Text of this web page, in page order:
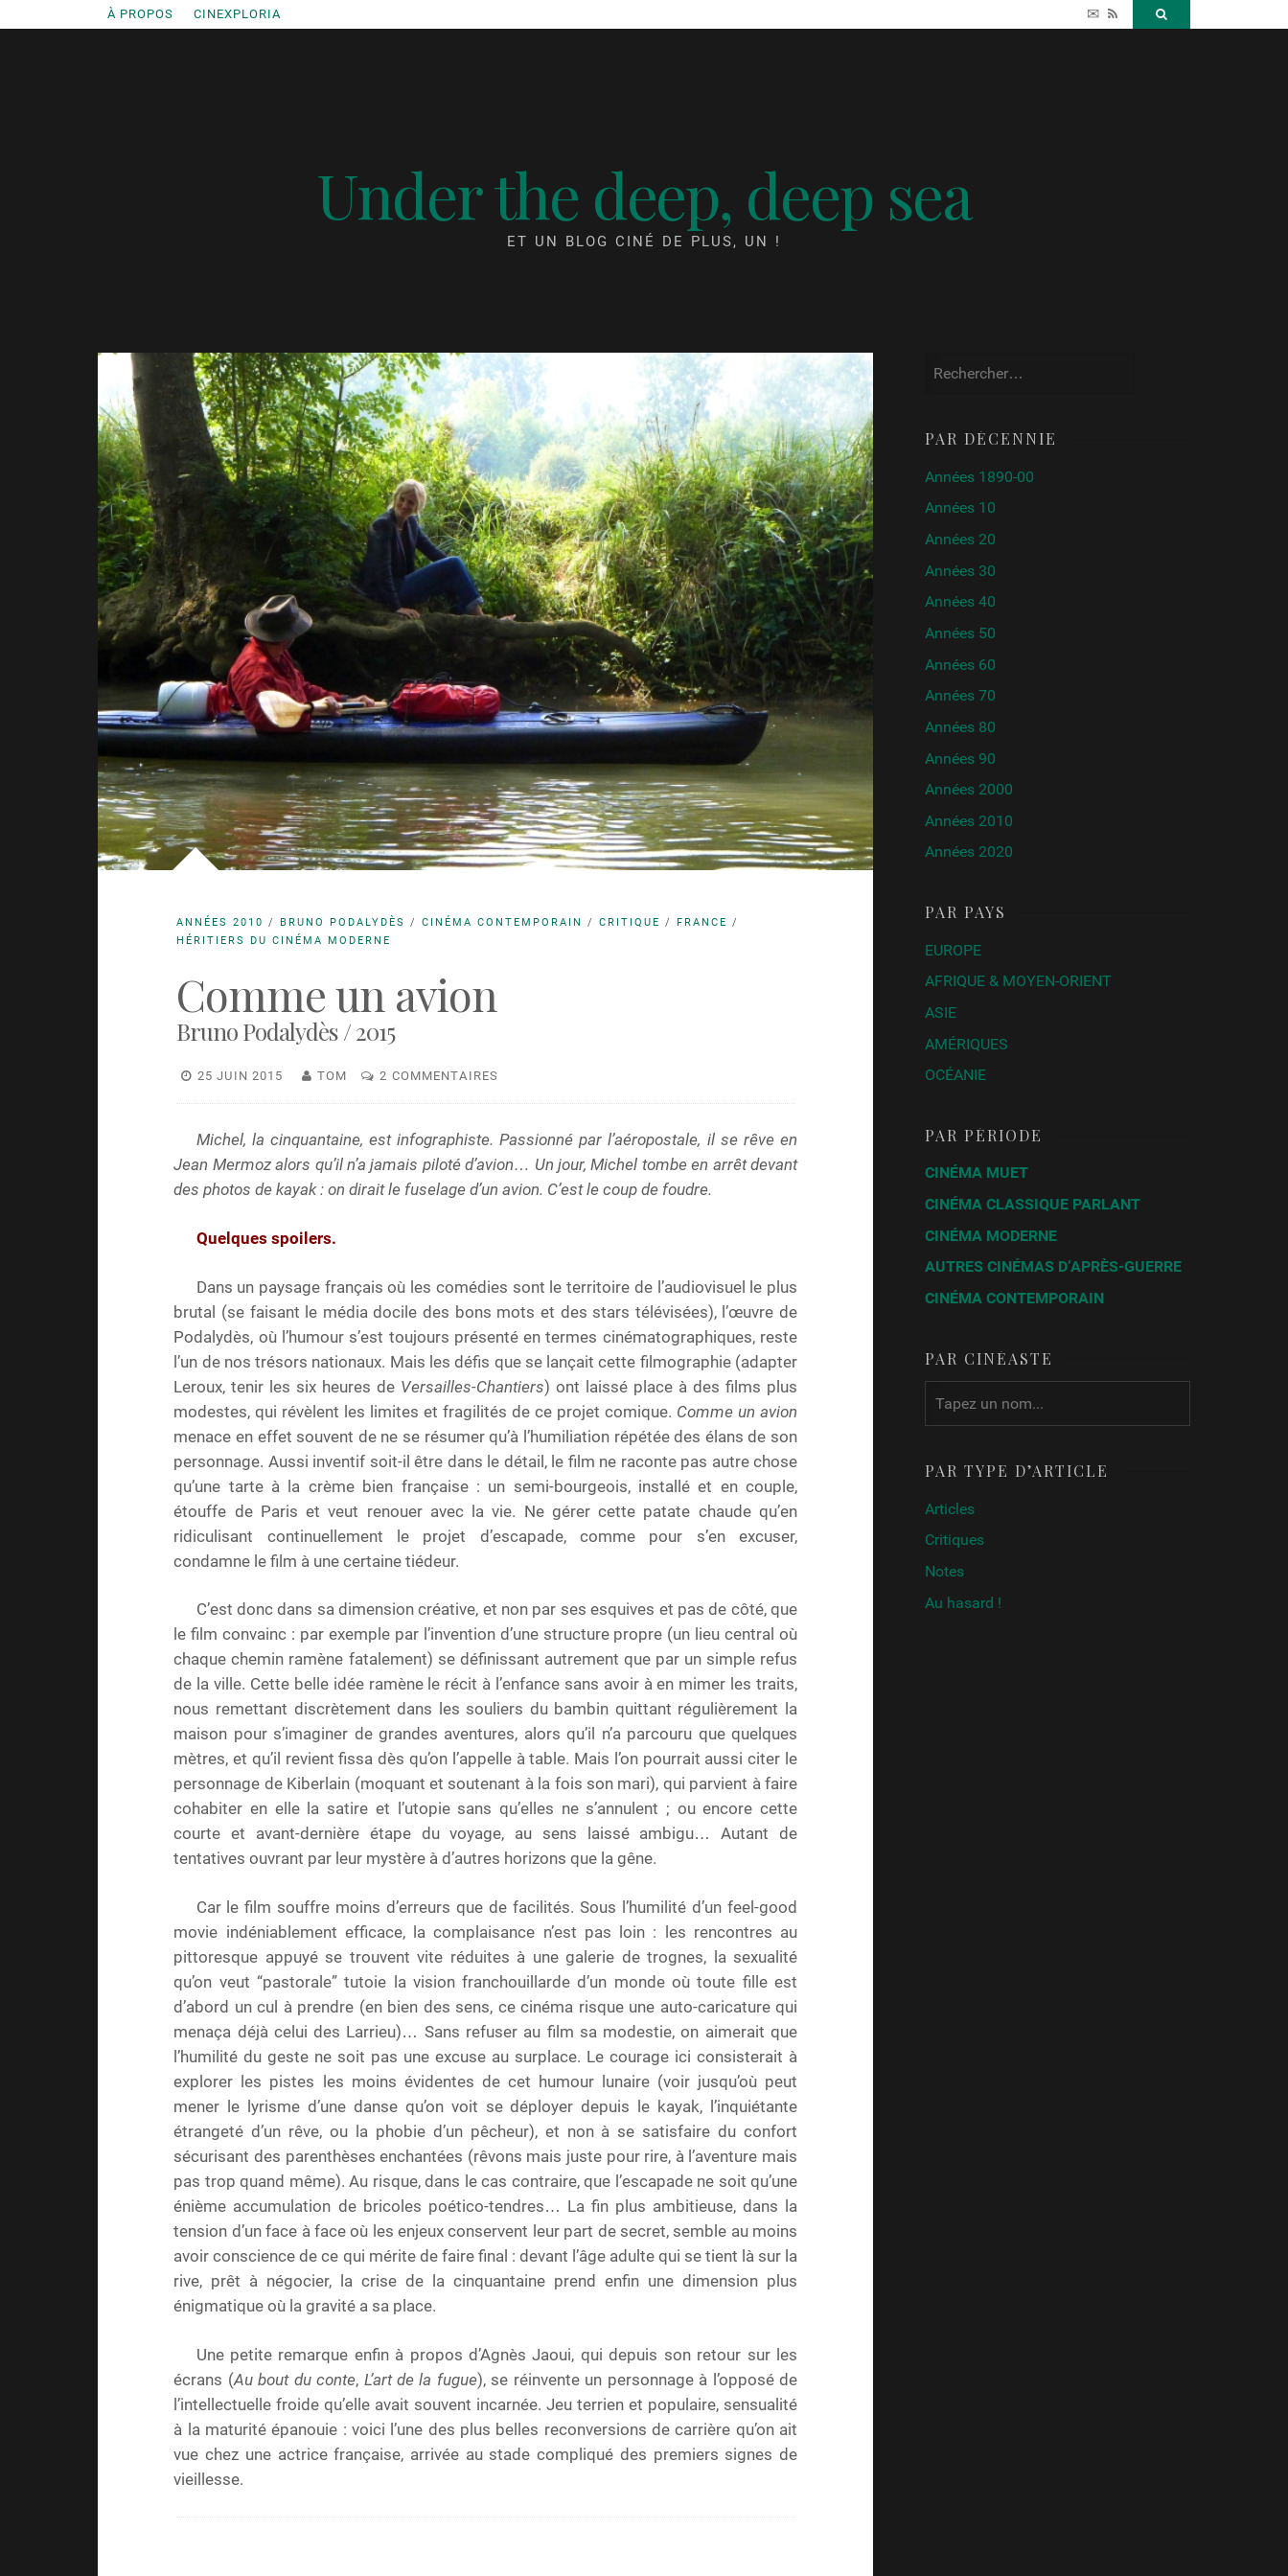
Accéder
À PROPOS CINEXPLORIA ✉ RSS
Under the deep, deep sea
ET UN BLOG CINÉ DE PLUS, UN !
ANNÉES 2010 / BRUNO PODALYDÈS / CINÉMA CONTEMPORAIN / CRITIQUE / FRANCE /
HÉRITIERS DU CINÉMA MODERNE
Comme un avion
Bruno Podalydès / 2015
25 JUIN 2015 TOM 2 COMMENTAIRES
Michel, la cinquantaine, est infographiste. Passionné par l’aéropostale, il se rêve en
Jean Mermoz alors qu’il n’a jamais piloté d’avion… Un jour, Michel tombe en arrêt devant
des photos de kayak : on dirait le fuselage d’un avion. C’est le coup de foudre.
Quelques spoilers.
Dans un paysage français où les comédies sont le territoire de l’audiovisuel le plus
brutal (se faisant le média docile des bons mots et des stars télévisées), l’œuvre de
Podalydès, où l’humour s’est toujours présenté en termes cinématographiques, reste
l’un de nos trésors nationaux. Mais les défis que se lançait cette filmographie (adapter
Leroux, tenir les six heures de Versailles-Chantiers) ont laissé place à des films plus
modestes, qui révèlent les limites et fragilités de ce projet comique. Comme un avion
menace en effet souvent de ne se résumer qu’à l’humiliation répétée des élans de son
personnage. Aussi inventif soit-il être dans le détail, le film ne raconte pas autre chose
qu’une tarte à la crème bien française : un semi-bourgeois, installé et en couple,
étouffe de Paris et veut renouer avec la vie. Ne gérer cette patate chaude qu’en
ridiculisant continuellement le projet d’escapade, comme pour s’en excuser,
condamne le film à une certaine tiédeur.
C’est donc dans sa dimension créative, et non par ses esquives et pas de côté, que
le film convainc : par exemple par l’invention d’une structure propre (un lieu central où
chaque chemin ramène fatalement) se définissant autrement que par un simple refus
de la ville. Cette belle idée ramène le récit à l’enfance sans avoir à en mimer les traits,
nous remettant discrètement dans les souliers du bambin quittant régulièrement la
maison pour s’imaginer de grandes aventures, alors qu’il n’a parcouru que quelques
mètres, et qu’il revient fissa dès qu’on l’appelle à table. Mais l’on pourrait aussi citer le
personnage de Kiberlain (moquant et soutenant à la fois son mari), qui parvient à faire
cohabiter en elle la satire et l’utopie sans qu’elles ne s’annulent ; ou encore cette
courte et avant-dernière étape du voyage, au sens laissé ambigu… Autant de
tentatives ouvrant par leur mystère à d’autres horizons que la gêne.
Car le film souffre moins d’erreurs que de facilités. Sous l’humilité d’un feel-good
movie indéniablement efficace, la complaisance n’est pas loin : les rencontres au
pittoresque appuyé se trouvent vite réduites à une galerie de trognes, la sexualité
qu’on veut “pastorale” tutoie la vision franchouillarde d’un monde où toute fille est
d’abord un cul à prendre (en bien des sens, ce cinéma risque une auto-caricature qui
menaça déjà celui des Larrieu)… Sans refuser au film sa modestie, on aimerait que
l’humilité du geste ne soit pas une excuse au surplace. Le courage ici consisterait à
explorer les pistes les moins évidentes de cet humour lunaire (voir jusqu’où peut
mener le lyrisme d’une danse qu’on voit se déployer depuis le kayak, l’inquiétante
étrangeté d’un rêve, ou la phobie d’un pêcheur), et non à se satisfaire du confort
sécurisant des parenthèses enchantées (rêvons mais juste pour rire, à l’aventure mais
pas trop quand même). Au risque, dans le cas contraire, que l’escapade ne soit qu’une
énième accumulation de bricoles poético-tendres… La fin plus ambitieuse, dans la
tension d’un face à face où les enjeux conservent leur part de secret, semble au moins
avoir conscience de ce qui mérite de faire final : devant l’âge adulte qui se tient là sur la
rive, prêt à négocier, la crise de la cinquantaine prend enfin une dimension plus
énigmatique où la gravité a sa place.
Une petite remarque enfin à propos d’Agnès Jaoui, qui depuis son retour sur les
écrans (Au bout du conte, L’art de la fugue), se réinvente un personnage à l’opposé de
l’intellectuelle froide qu’elle avait souvent incarnée. Jeu terrien et populaire, sensualité
à la maturité épanouie : voici l’une des plus belles reconversions de carrière qu’on ait
vue chez une actrice française, arrivée au stade compliqué des premiers signes de
vieillesse.
PAR DÉCENNIE
Années 1890-00
Années 10
Années 20
Années 30
Années 40
Années 50
Années 60
Années 70
Années 80
Années 90
Années 2000
Années 2010
Années 2020
PAR PAYS
EUROPE
AFRIQUE & MOYEN-ORIENT
ASIE
AMÉRIQUES
OCÉANIE
PAR PÉRIODE
CINÉMA MUET
CINÉMA CLASSIQUE PARLANT
CINÉMA MODERNE
AUTRES CINÉMAS D’APRÈS-GUERRE
CINÉMA CONTEMPORAIN
PAR CINÉASTE
PAR TYPE D’ARTICLE
Articles
Critiques
Notes
Au hasard !